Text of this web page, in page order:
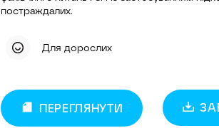
постраждалих.
Для дорослих
ПЕРЕГЛЯНУТИ